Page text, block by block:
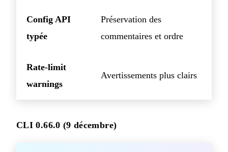
Config API
typée
Préservation des
commentaires et ordre
Rate-limit
warnings
Avertissements plus clairs
CLI 0.66.0 (9 décembre)